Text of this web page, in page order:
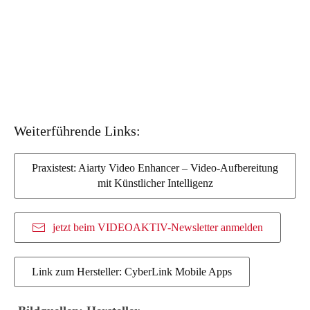
Weiterführende Links:
Praxistest: Aiarty Video Enhancer – Video-Aufbereitung
mit Künstlicher Intelligenz
jetzt beim VIDEOAKTIV-Newsletter anmelden
Link zum Hersteller: CyberLink Mobile Apps